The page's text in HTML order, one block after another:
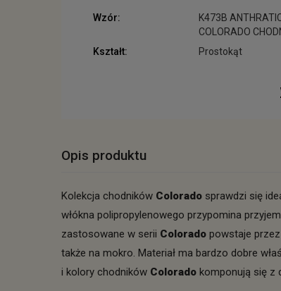
Wzór:
K473B
COLORADO
Kształt: Prostokąt
Opis produktu
Kolekcja chodników Colorado sprawdzi się
włókna polipropylenowego przypomina
zastosowane w serii Colorado powstaje
także na mokro. Materiał ma bardzo dobre
i kolory chodników Colorado komponują się z